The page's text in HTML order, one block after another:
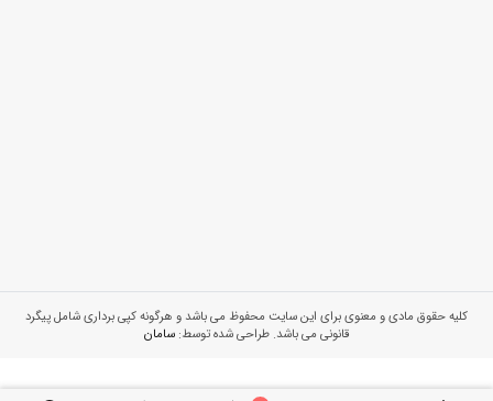
کلیه حقوق مادی و معنوی برای این سایت محفوظ می باشد و هرگونه کپی برداری شامل پیگرد
قانونی می باشد. طراحی شده توسط:سامان